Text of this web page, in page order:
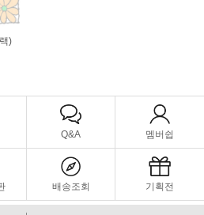
)
Q&A 멤버쉽
배송조회 기획전